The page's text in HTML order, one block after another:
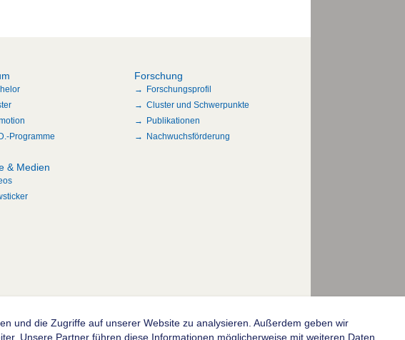
Programme
Forschung
Forschungsprofil
Cluster und Schwerpunkte
Publikationen
Nachwuchsförderung
& Medien
© 2004-2026 Goethe-Universität Frankfurt am Main
und die Zugriffe auf unserer Website zu analysieren. Außerdem geben wir
Unsere Partner führen diese Informationen möglicherweise mit weiteren Daten